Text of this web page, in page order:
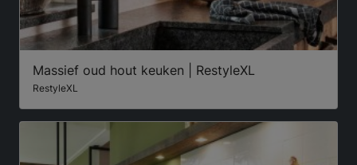
Massief oud hout keuken | RestyleXL
RestyleXL